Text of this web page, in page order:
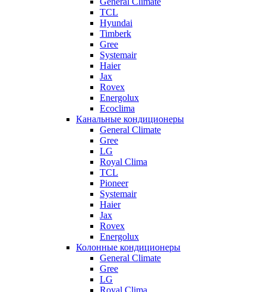
TCL
Hyundai
Timberk
Gree
Systemair
Haier
Jax
Rovex
Energolux
Ecoclima
Канальные кондиционеры
General Climate
Gree
LG
Royal Clima
TCL
Pioneer
Systemair
Haier
Jax
Rovex
Energolux
Колонные кондиционеры
General Climate
Gree
LG
Royal Clima